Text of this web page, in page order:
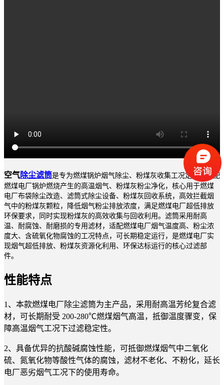
空气除尘滤筒是专为燃煤锅炉烟气除尘、粉煤灰收集工况定制，适配
燃煤电厂锅炉燃烧产生的高温烟气、粉煤灰粉尘净化，核心用于燃煤
电厂布袋除尘改造、滤筒式除尘设备、粉煤灰回收系统，高效拦截烟
气中的粉煤灰颗粒，降低烟气粉尘排放浓度，满足燃煤电厂超低排放
环保要求，同时实现粉煤灰的高效收集与回收利用。滤筒采用耐高
温、耐腐蚀、耐磨损的专用滤材，适配燃煤电厂烟气温度高、粉尘浓
度大、含硫氧化物腐蚀的工况特点，可长期稳定运行，是燃煤电厂实
现烟气超低排放、粉煤灰资源化利用、环保达标运行的核心过滤部
件。
性能特点
1、本款燃煤电厂除尘滤筒为主产品，采用耐高温芳纶复合滤
材，可长期耐受 200-280℃燃煤烟气高温，抵御温度骤变，保
障高温烟气工况下过滤稳定性。
2、具备优异的抗酸碱腐蚀性能，可抵御燃煤烟气中二氧化
硫、氮氧化物等酸性气体的腐蚀，滤材不老化、不粉化，延长
电厂恶劣烟气工况下的使用寿命。